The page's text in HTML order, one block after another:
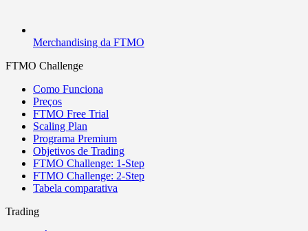
Merchandising da FTMO
FTMO Challenge
Como Funciona
Preços
FTMO Free Trial
Scaling Plan
Programa Premium
Objetivos de Trading
FTMO Challenge: 1-Step
FTMO Challenge: 2-Step
Tabela comparativa
Trading